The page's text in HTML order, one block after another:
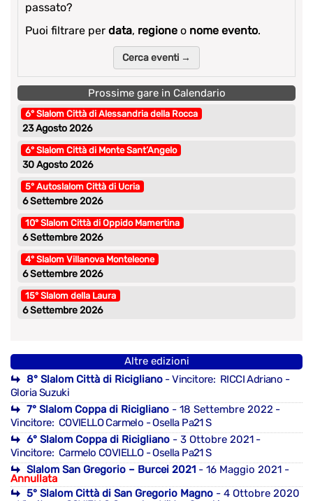
passato?
Puoi filtrare per data, regione o nome evento.
Cerca eventi →
Prossime gare in Calendario
6° Slalom Città di Alessandria della Rocca
23 Agosto 2026
6° Slalom Città di Monte Sant’Angelo
30 Agosto 2026
5° Autoslalom Città di Ucria
6 Settembre 2026
10° Slalom Città di Oppido Mamertina
6 Settembre 2026
4° Slalom Villanova Monteleone
6 Settembre 2026
15° Slalom della Laura
6 Settembre 2026
Altre edizioni
8° Slalom Città di Ricigliano - Vincitore: RICCI Adriano -
Gloria Suzuki
7° Slalom Coppa di Ricigliano - 18 Settembre 2022 -
Vincitore: COVIELLO Carmelo - Osella Pa21 S
6° Slalom Coppa di Ricigliano - 3 Ottobre 2021 -
Vincitore: Carmelo COVIELLO - Osella Pa21 S
Slalom San Gregorio – Burcei 2021 - 16 Maggio 2021 -
Annullata
5° Slalom Città di San Gregorio Magno - 4 Ottobre 2020